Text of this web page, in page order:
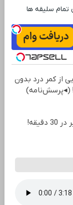
تمام سلیقه ‌ها
از کمر درد بدون
(◂پرسش‌نامه)